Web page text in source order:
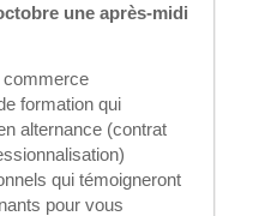
une après-midi
commerce
formation qui
alternance (contrat
qui témoigneront
pour vous